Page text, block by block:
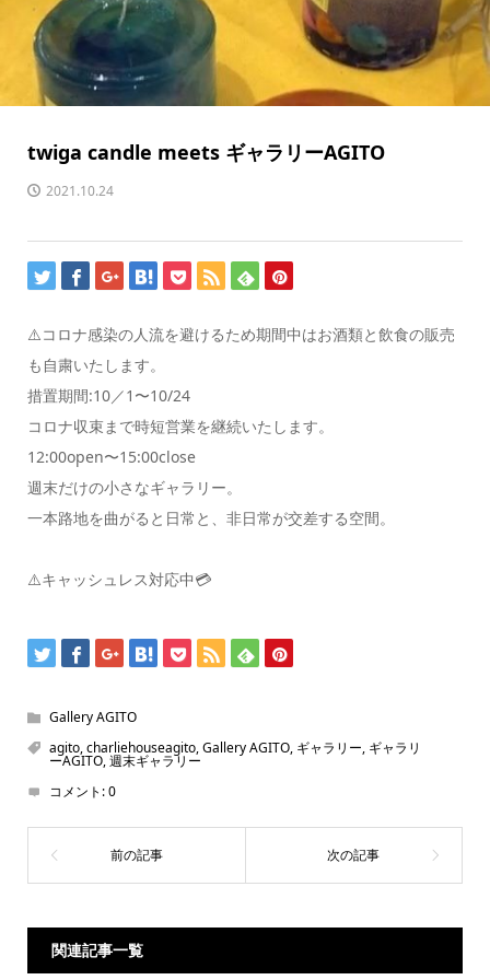
twiga candle meets ギャラリーAGITO
2021.10.24
⚠️コロナ感染の人流を避けるため期間中はお酒類と飲食の販売
も自粛いたします。
措置期間:10／1〜10/24
コロナ収束まで時短営業を継続いたします。
12:00open〜15:00close
週末だけの小さなギャラリー。
一本路地を曲がると日常と、非日常が交差する空間。
⚠️キャッシュレス対応中💳
Gallery AGITO
agito,charliehouseagito,Gallery AGITO, ギャラリー, ギャラリ
ーAGITO,週末ギャラリー
コメント:0
関連記事一覧